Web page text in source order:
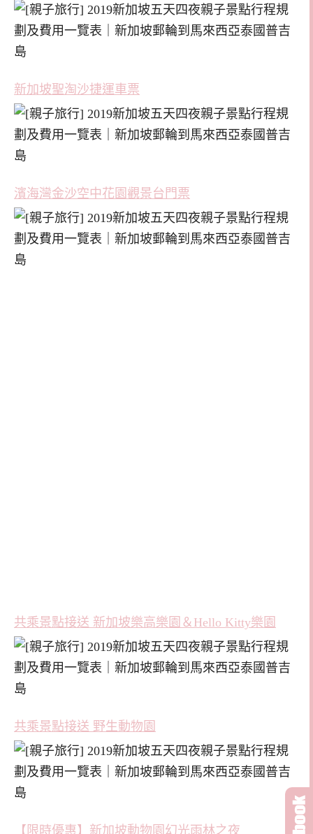
新加坡聖淘沙捷運車票
濱海灣金沙空中花園觀景台門票
共乘景點接送 新加坡樂高樂園＆Hello Kitty樂園
共乘景點接送 野生動物園
【限時優惠】新加坡動物園幻光雨林之夜